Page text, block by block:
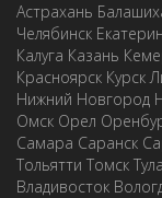
Астрахань
Челябинск
Калуга Казань
Красноярск Курск
Нижний Новгород
Омск Орел
Самара Саранск
Тольятти Томск Тула
Владивосток